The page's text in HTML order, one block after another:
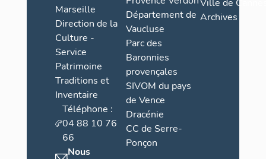
Marseille
Direction de la
Culture -
Service
Patrimoine
Traditions et
Inventaire
Téléphone :
04 88 10 76
66
Nous
Département de
Vaucluse
Parc des
Baronnies
provençales
SIVOM du pays
de Vence
Dracénie
CC de Serre-
Ponçon
Ville de
Archives